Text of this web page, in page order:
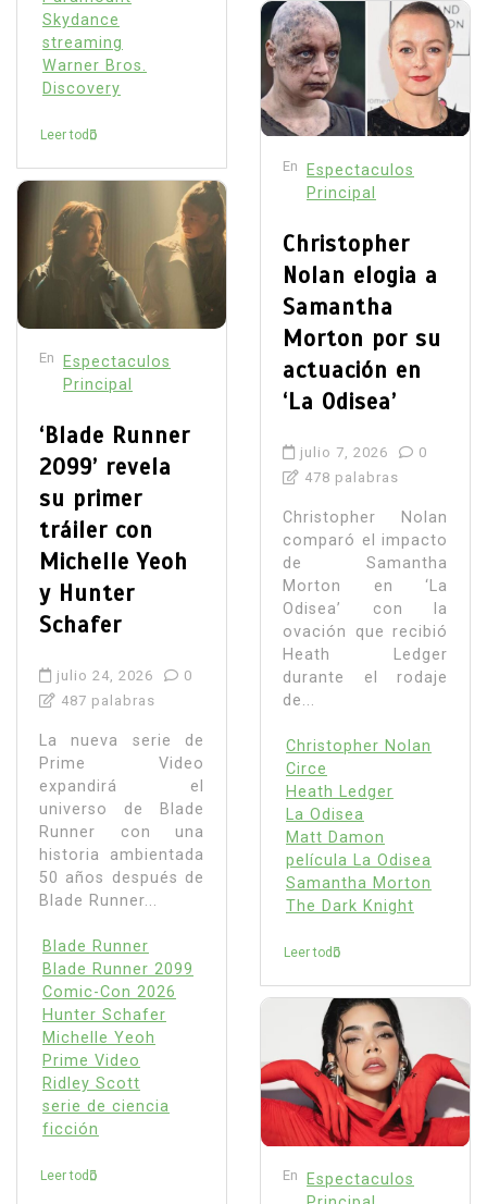
Skydance
streaming
Warner Bros.
Discovery
Leer todo
En
Espectaculos
Principal
‘Blade Runner
2099’ revela
su primer
tráiler con
Michelle Yeoh
y Hunter
Schafer
julio 24, 2026
0
487 palabras
La nueva serie de
Prime Video
expandirá el
universo de Blade
Runner con una
historia ambientada
50 años después de
Blade Runner...
Blade Runner
Blade Runner 2099
Comic-Con 2026
Hunter Schafer
Michelle Yeoh
Prime Video
Ridley Scott
serie de ciencia
ficción
Leer todo
En
Espectaculos
Principal
Christopher
Nolan elogia a
Samantha
Morton por su
actuación en
‘La Odisea’
julio 7, 2026
0
478 palabras
Christopher Nolan
comparó el impacto
de Samantha
Morton en ‘La
Odisea’ con la
ovación que recibió
Heath Ledger
durante el rodaje
de...
Christopher Nolan
Circe
Heath Ledger
La Odisea
Matt Damon
película La Odisea
Samantha Morton
The Dark Knight
Leer todo
En Espectaculos